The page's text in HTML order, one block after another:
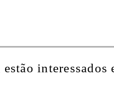
interessados